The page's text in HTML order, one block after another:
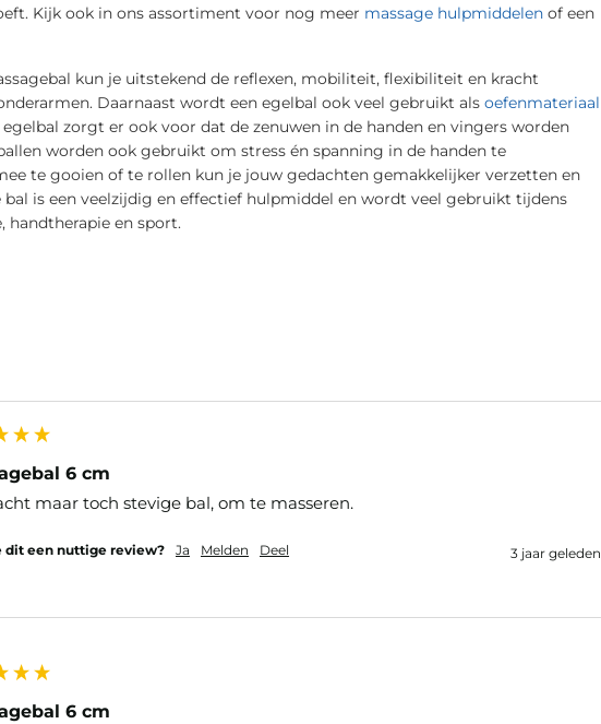
Kijk ook in ons assortiment voor nog meer massage hulpmiddelen of een
kun je uitstekend de reflexen, mobiliteit, flexibiliteit en kracht
Daarnaast wordt een egelbal ook veel gebruikt als oefenmateriaal
zorgt er ook voor dat de zenuwen in de handen en vingers worden
worden ook gebruikt om stress én spanning in de handen te
te gooien of te rollen kun je jouw gedachten gemakkelijker verzetten en
bal is een veelzijdig en effectief hulpmiddel en wordt veel gebruikt tijdens
handtherapie en sport.
6 cm
maar toch stevige bal, om te masseren.
dit een nuttige review? Ja Melden Deel 3 jaar geleden
6 cm